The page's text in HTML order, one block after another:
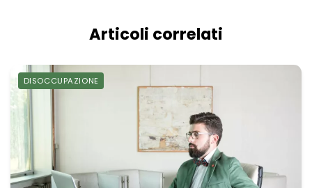
Articoli correlati
DISOCCUPAZIONE